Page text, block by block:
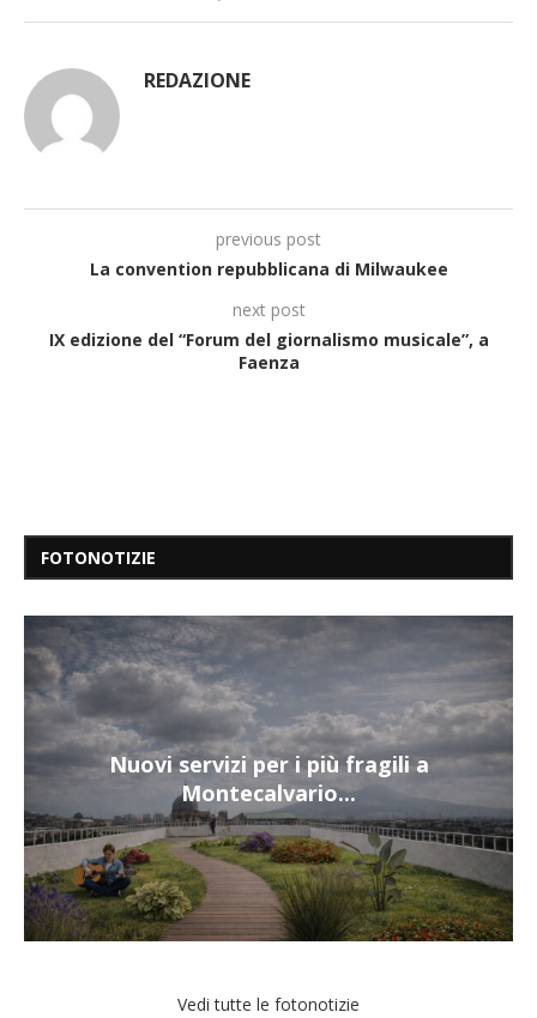
REDAZIONE
previous post
La convention repubblicana di Milwaukee
next post
IX edizione del “Forum del giornalismo musicale”, a
Faenza
FOTONOTIZIE
Nuovi servizi per i più fragili a
Montecalvario...
Vedi tutte le fotonotizie